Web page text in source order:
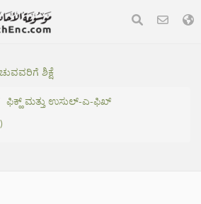
ಶಿಕ್ಷೆ
ಫಿಕ್ಹ್ ಮತ್ತು ಉಸುಲ್-ಎ-ಫಿಖ್